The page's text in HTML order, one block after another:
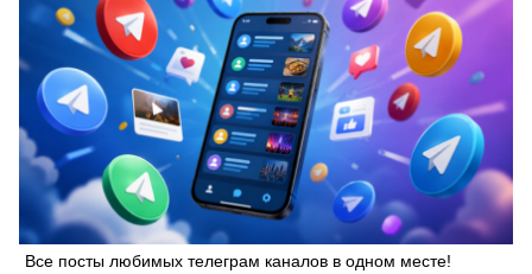
Все посты любимых телеграм каналов в одном месте!